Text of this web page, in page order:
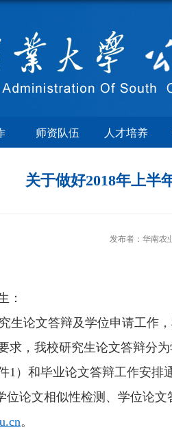
师资队伍 人才培养
关于做好2018年上半
发布者：华南农
：
生论文答辩及学位申请工作
求，我校研究生论文答辩分
1 ）和毕业论文答辩工作安排
位论文相似性检测、学位论
。